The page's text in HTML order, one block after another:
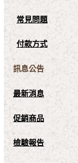
常見問題
付款方式
訊息公告
最新消息
促銷商品
檢驗報告